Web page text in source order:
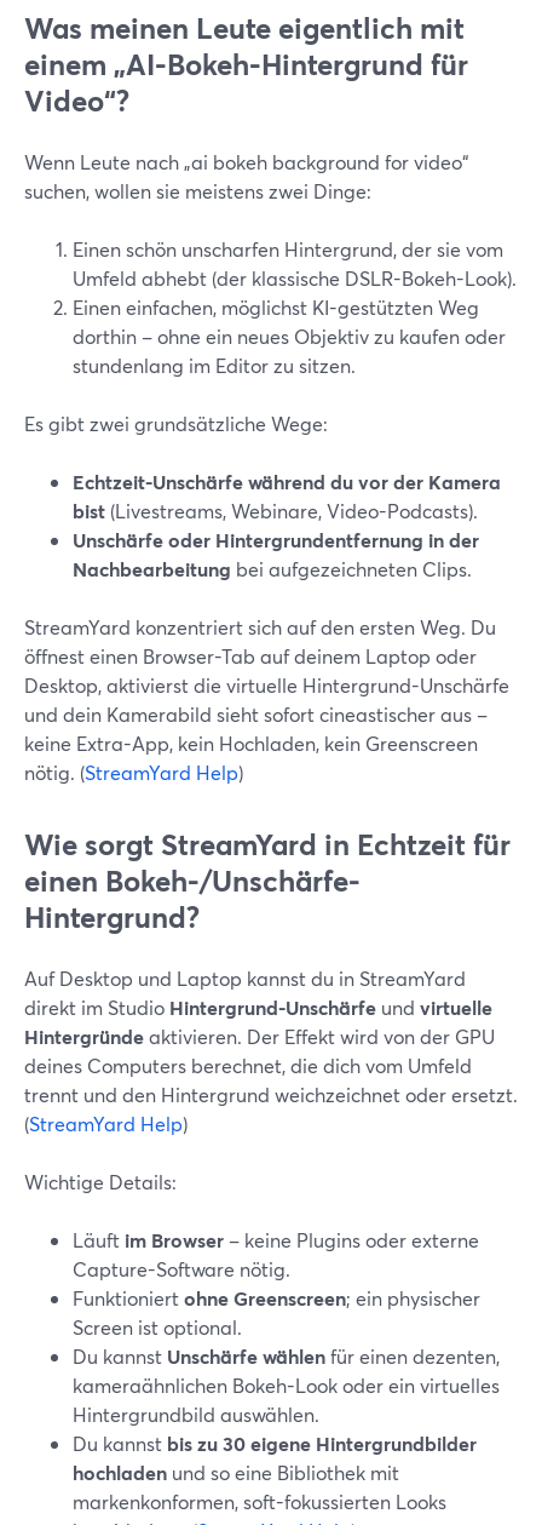
Was meinen Leute eigentlich mit
einem „AI-Bokeh-Hintergrund für
Video“?
Wenn Leute nach „ai bokeh background for video“
suchen, wollen sie meistens zwei Dinge:
Einen schön unscharfen Hintergrund, der sie vom
Umfeld abhebt (der klassische DSLR-Bokeh-Look).
Einen einfachen, möglichst KI-gestützten Weg
dorthin – ohne ein neues Objektiv zu kaufen oder
stundenlang im Editor zu sitzen.
Es gibt zwei grundsätzliche Wege:
Echtzeit-Unschärfe während du vor der Kamera
bist (Livestreams, Webinare, Video-Podcasts).
Unschärfe oder Hintergrundentfernung in der
Nachbearbeitung bei aufgezeichneten Clips.
StreamYard konzentriert sich auf den ersten Weg. Du
öffnest einen Browser-Tab auf deinem Laptop oder
Desktop, aktivierst die virtuelle Hintergrund-Unschärfe
und dein Kamerabild sieht sofort cineastischer aus –
keine Extra-App, kein Hochladen, kein Greenscreen
nötig. (StreamYard Help)
Wie sorgt StreamYard in Echtzeit für
einen Bokeh-/Unschärfe-
Hintergrund?
Auf Desktop und Laptop kannst du in StreamYard
direkt im Studio Hintergrund-Unschärfe und virtuelle
Hintergründeaktivieren. Der Effekt wird von der GPU
deines Computers berechnet, die dich vom Umfeld
trennt und den Hintergrund weichzeichnet oder ersetzt.
(StreamYard Help)
Wichtige Details:
Läuft im Browser – keine Plugins oder externe
Capture-Software nötig.
Funktioniertohne Greenscreen; ein physischer
Screen ist optional.
Du kannst Unschärfe wählenfür einen dezenten,
kameraähnlichen Bokeh-Look oder ein virtuelles
Hintergrundbild auswählen.
Du kannst bis zu 30 eigene Hintergrundbilder
hochladen und so eine Bibliothek mit
markenkonformen, soft-fokussierten Looks